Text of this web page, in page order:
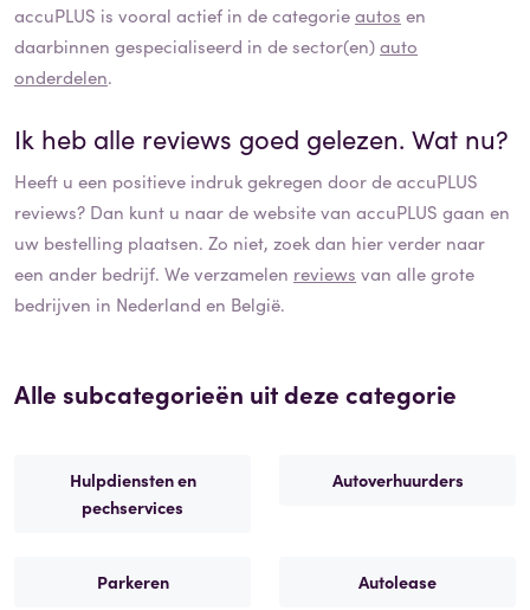
accuPLUS is vooral actief in de categorieautos en
daarbinnen gespecialiseerd in de sector(en)auto
onderdelen.
Ik heb alle reviews goed gelezen. Wat nu?
Heeft u een positieve indruk gekregen door deaccuPLUS
reviews? Dan kunt u naar de website van accuPLUS gaan en
uw bestelling plaatsen. Zo niet, zoek dan hier verder naar
een ander bedrijf. We verzamelen reviews van alle grote
bedrijven in Nederland en België.
Alle subcategorieën uit deze categorie
Hulpdiensten en
pechservices
Autoverhuurders
Parkeren Autolease